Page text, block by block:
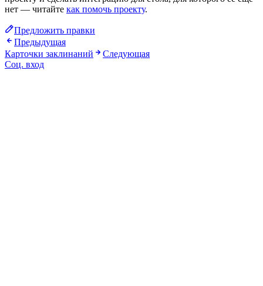
нет — читайте как помочь проекту.
Предложить правки
Предыдущая
Карточки заклинаний
Следующая
Соц. вход